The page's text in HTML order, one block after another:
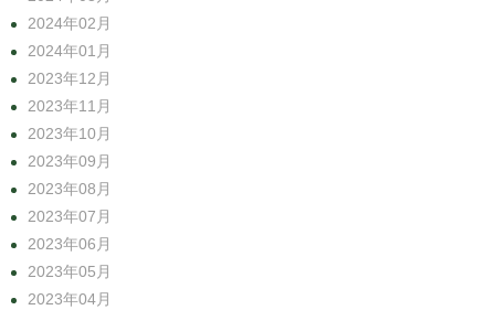
2024年02月
2024年01月
2023年12月
2023年11月
2023年10月
2023年09月
2023年08月
2023年07月
2023年06月
2023年05月
2023年04月